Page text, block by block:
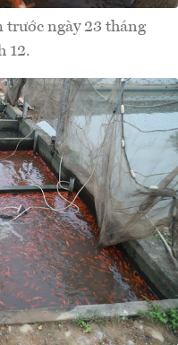
trước ngày 23 tháng
12.